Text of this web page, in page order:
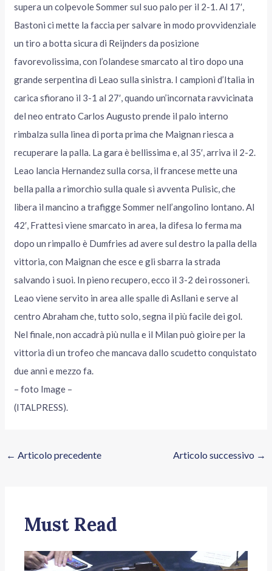
supera un colpevole Sommer sul suo palo per il 2-1. Al 17′,
Bastoni ci mette la faccia per salvare in modo provvidenziale
un tiro a botta sicura di Reijnders da posizione
favorevolissima, con l’olandese smarcato al tiro dopo una
grande serpentina di Leao sulla sinistra. I campioni d’Italia in
carica sfiorano il 3-1 al 27′, quando un’incornata ravvicinata
del neo entrato Carlos Augusto prende il palo interno
rimbalza sulla linea di porta prima che Maignan riesca a
recuperare la palla. La gara è bellissima e, al 35′, arriva il 2-2.
Leao lancia Hernandez sulla corsa, il francese mette una
bella palla a rimorchio sulla quale si avventa Pulisic, che
libera il mancino a trafigge Sommer nell’angolino lontano. Al
42′, Frattesi viene smarcato in area, la difesa lo ferma ma
dopo un rimpallo è Dumfries ad avere sul destro la palla della
vittoria, con Maignan che esce e gli sbarra la strada
salvando i suoi. In pieno recupero, ecco il 3-2 dei rossoneri.
Leao viene servito in area alle spalle di Asllani e serve al
centro Abraham che, tutto solo, segna il più facile dei gol.
Nel finale, non accadrà più nulla e il Milan può gioire per la
vittoria di un trofeo che mancava dallo scudetto conquistato
due anni e mezzo fa.
– foto Image –
(ITALPRESS).
← Articolo precedente Articolo successivo →
Must Read